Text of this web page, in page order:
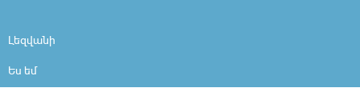
Լեզվանի
Ես եմ